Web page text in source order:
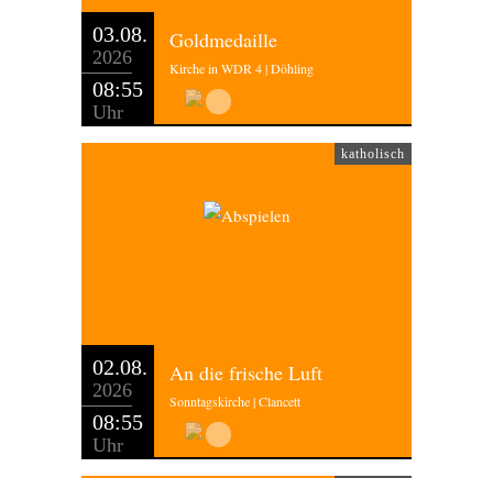
03.08.
2026
08:55
Uhr
Goldmedaille
Kirche in WDR 4 | Döhling
katholisch
02.08.
2026
08:55
Uhr
An die frische Luft
Sonntagskirche | Clancett